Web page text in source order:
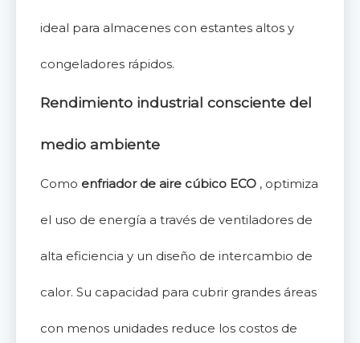
ideal para almacenes con estantes altos y
congeladores rápidos.
Rendimiento industrial consciente del
medio ambiente
Como enfriador de aire cúbico ECO , optimiza
el uso de energía a través de ventiladores de
alta eficiencia y un diseño de intercambio de
calor. Su capacidad para cubrir grandes áreas
con menos unidades reduce los costos de